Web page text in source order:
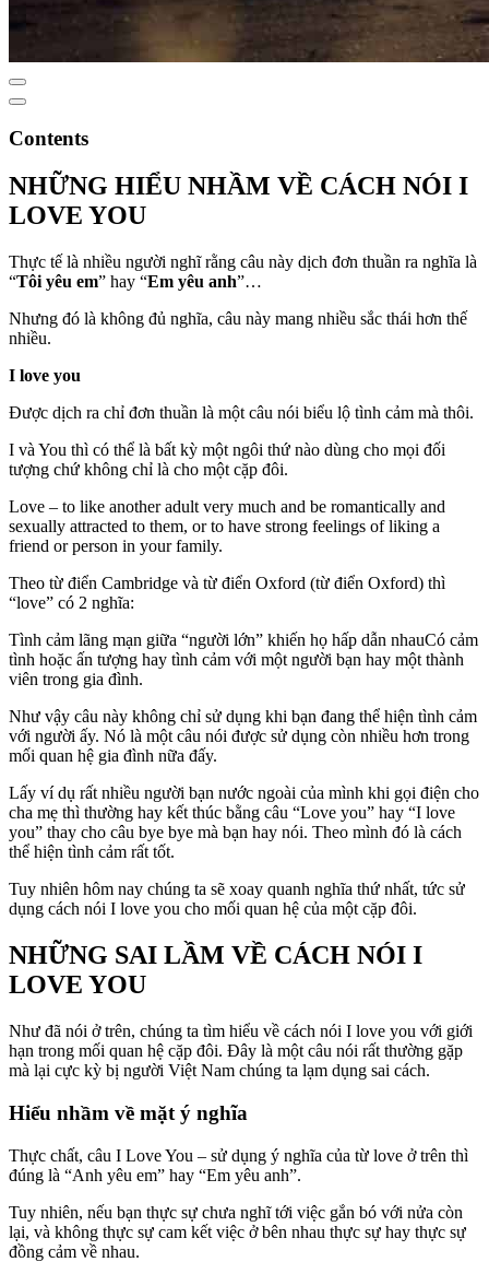
Contents
NHỮNG HIỂU NHẦM VỀ CÁCH NÓI I
LOVE YOU
Thực tế là nhiều người nghĩ rằng câu này dịch đơn thuần ra nghĩa là
“Tôi yêu em” hay “Em yêu anh”…
Nhưng đó là không đủ nghĩa, câu này mang nhiều sắc thái hơn thế
nhiều.
I love you
Được dịch ra chỉ đơn thuần là một câu nói biểu lộ tình cảm mà thôi.
I và You thì có thể là bất kỳ một ngôi thứ nào dùng cho mọi đối
tượng chứ không chỉ là cho một cặp đôi.
Love – to like another adult very much and be romantically and
sexually attracted to them, or to have strong feelings of liking a
friend or person in your family.
Theo từ điển Cambridge và từ điển Oxford (từ điển Oxford) thì
“love” có 2 nghĩa:
Tình cảm lãng mạn giữa “người lớn” khiến họ hấp dẫn nhauCó cảm
tình hoặc ấn tượng hay tình cảm với một người bạn hay một thành
viên trong gia đình.
Như vậy câu này không chỉ sử dụng khi bạn đang thể hiện tình cảm
với người ấy. Nó là một câu nói được sử dụng còn nhiều hơn trong
mối quan hệ gia đình nữa đấy.
Lấy ví dụ rất nhiều người bạn nước ngoài của mình khi gọi điện cho
cha mẹ thì thường hay kết thúc bằng câu “Love you” hay “I love
you” thay cho câu bye bye mà bạn hay nói. Theo mình đó là cách
thể hiện tình cảm rất tốt.
Tuy nhiên hôm nay chúng ta sẽ xoay quanh nghĩa thứ nhất, tức sử
dụng cách nói I love you cho mối quan hệ của một cặp đôi.
NHỮNG SAI LẦM VỀ CÁCH NÓI I
LOVE YOU
Như đã nói ở trên, chúng ta tìm hiểu về cách nói I love you với giới
hạn trong mối quan hệ cặp đôi. Đây là một câu nói rất thường gặp
mà lại cực kỳ bị người Việt Nam chúng ta lạm dụng sai cách.
Hiểu nhầm về mặt ý nghĩa
Thực chất, câu I Love You – sử dụng ý nghĩa của từ love ở trên thì
đúng là “Anh yêu em” hay “Em yêu anh”.
Tuy nhiên, nếu bạn thực sự chưa nghĩ tới việc gắn bó với nửa còn
lại, và không thực sự cam kết việc ở bên nhau thực sự hay thực sự
đồng cảm về nhau.